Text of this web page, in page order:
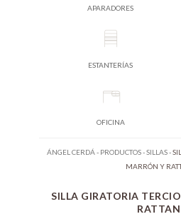
APARADORES
ESTANTERÍAS
OFICINA
ÁNGEL CERDÁ - PRODUCTOS-SILLAS-
MARRÓN Y
SILLA GIRATORIA
RATTAN